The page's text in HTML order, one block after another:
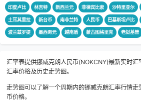
印度卢比 林吉特 新西兰元 菲律宾比索 沙特里亚尔
土耳其里拉 新台币 南非兰特 人民币 巴基斯坦卢比
波兰兹罗提 墨西哥元 越南盾 蒙古图格里克 老挝基普
汇率表提供挪威克朗人民币(NOKCNY)最新实时汇
汇率价格及历史走势图。
走势图可以了解一个周期内的挪威克朗汇率行情
币价格。